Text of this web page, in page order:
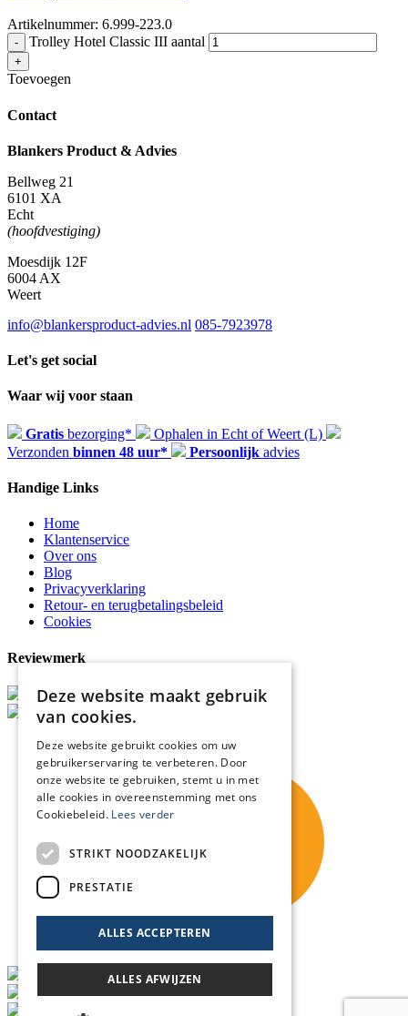
Artikelnummer: 6.999-223.0
- Trolley Hotel Classic III aantal
+
Toevoegen
Contact
Blankers Product & Advies
Bellweg 21
6101 XA
Echt
(hoofdvestiging)
Moesdijk 12F
6004 AX
Weert
info@blankersproduct-advies.nl 085-7923978
Let's get social
Waar wij voor staan
Gratis bezorging*
Ophalen in Echt of Weert (L)
Verzonden binnen 48 uur* Persoonlijk advies
Handige Links
Home
Klantenservice
Over ons
Blog
Privacyverklaring
Retour- en terugbetalingsbeleid
Cookies
Reviewmerk
Deze website maakt gebruik
van cookies.
Deze website gebruikt cookies om uw
gebruikerservaring te verbeteren. Door
onze website te gebruiken, stemt u in met
alle cookies in overeenstemming met ons
Cookiebeleid. Lees verder
STRIKT NOODZAKELIJK
PRESTATIE
ALLES ACCEPTEREN
ALLES AFWIJZEN